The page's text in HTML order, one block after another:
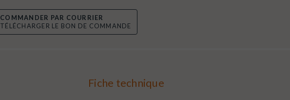
COMMANDER PAR COURRIER
TÉLÉCHARGER LE BON DE COMMANDE
Fiche technique